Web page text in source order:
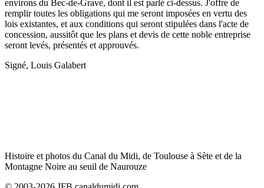
environs du Bec-de-Grave, dont il est parlé ci-dessus. J'offre de
remplir toutes les obligations qui me seront imposées en vertu des
lois existantes, et aux conditions qui seront stipulées dans l'acte de
concession, aussitôt que les plans et devis de cette noble entreprise
seront levés, présentés et approuvés.
Signé, Louis Galabert
Histoire et photos du Canal du Midi, de Toulouse à Sète et de la
Montagne Noire au seuil de Naurouze